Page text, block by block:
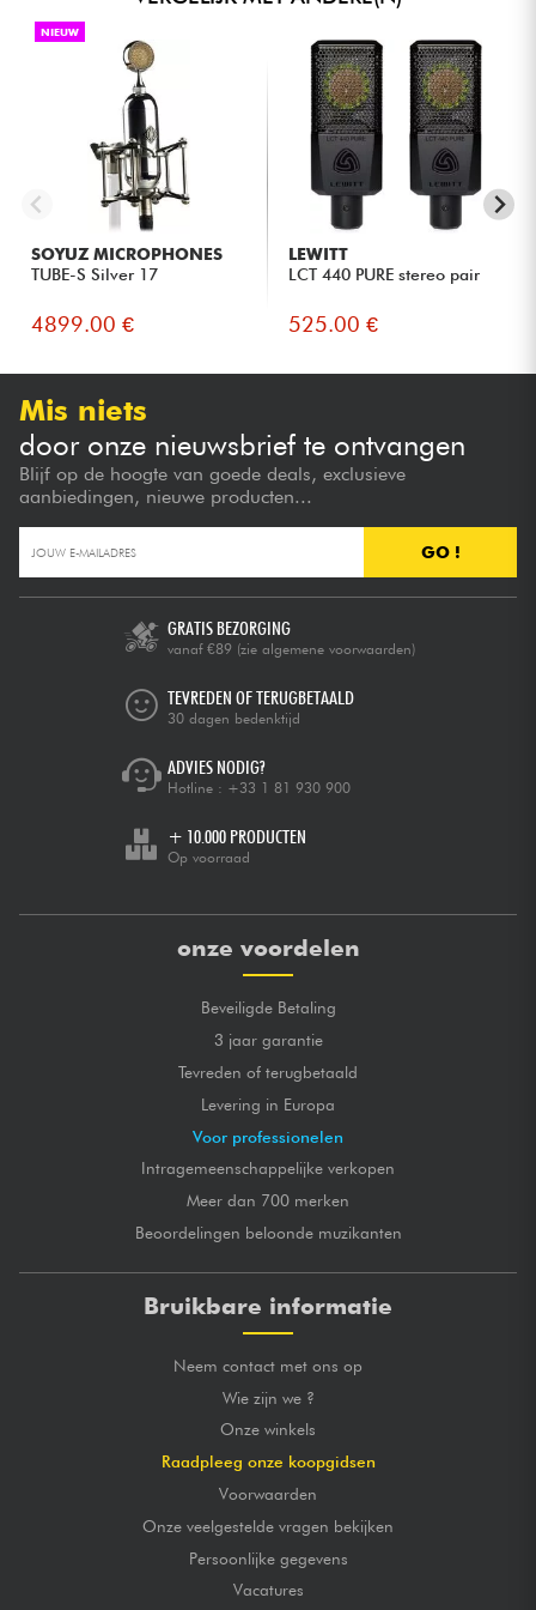
NIEUW
SOYUZ MICROPHONES
TUBE-S Silver 17
4899.00 €
LEWITT
LCT 440 PURE stereo pair
525.00 €
Mis niets
door onze nieuwsbrief te ontvangen
Blijf op de hoogte van goede deals, exclusieve
aanbiedingen, nieuwe producten...
GO !
GRATIS BEZORGING
vanaf €89 (zie algemene voorwaarden)
TEVREDEN OF TERUGBETAALD
30 dagen bedenktijd
ADVIES NODIG?
Hotline : +33 1 81 930 900
+ 10.000 PRODUCTEN
Op voorraad
onze voordelen
Beveiligde Betaling
3 jaar garantie
Tevreden of terugbetaald
Levering in Europa
Voor professionelen
Intragemeenschappelijke verkopen
Meer dan 700 merken
Beoordelingen beloonde muzikanten
Bruikbare informatie
Neem contact met ons op
Wie zijn we ?
Onze winkels
Raadpleeg onze koopgidsen
Voorwaarden
Onze veelgestelde vragen bekijken
Persoonlijke gegevens
Vacatures